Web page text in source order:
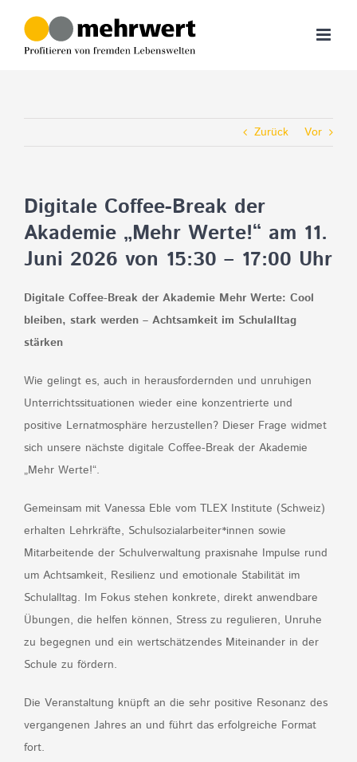
Inhalt
springen
Zurück Vor
Digitale Coffee-Break der
Akademie „Mehr Werte!“ am 11.
Juni 2026 von 15:30 – 17:00 Uhr
Digitale Coffee-Break der Akademie Mehr Werte: Cool
bleiben, stark werden – Achtsamkeit im Schulalltag
stärken
Wie gelingt es, auch in herausfordernden und unruhigen
Unterrichtssituationen wieder eine konzentrierte und
positive Lernatmosphäre herzustellen? Dieser Frage widmet
sich unsere nächste digitale Coffee-Break der Akademie
„Mehr Werte!“.
Gemeinsam mit Vanessa Eble vom TLEX Institute (Schweiz)
erhalten Lehrkräfte, Schulsozialarbeiter*innen sowie
Mitarbeitende der Schulverwaltung praxisnahe Impulse rund
um Achtsamkeit, Resilienz und emotionale Stabilität im
Schulalltag. Im Fokus stehen konkrete, direkt anwendbare
Übungen, die helfen können, Stress zu regulieren, Unruhe
zu begegnen und ein wertschätzendes Miteinander in der
Schule zu fördern.
Die Veranstaltung knüpft an die sehr positive Resonanz des
vergangenen Jahres an und führt das erfolgreiche Format
fort.